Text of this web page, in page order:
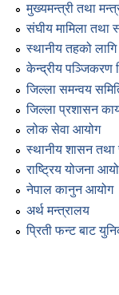
मुख्यमन्त्री तथा
संघीय मामिला तथा
स्थानीय तहको
केन्द्रीय पञ्जिकरण
जिल्ला समन्वय
जिल्ला प्रशासन
लोक सेवा आयोग
स्थानीय शासन तथा
राष्ट्रिय योजना
नेपाल कानुन आयोग
अर्थ मन्त्रालय
प्रिती फन्ट बाट